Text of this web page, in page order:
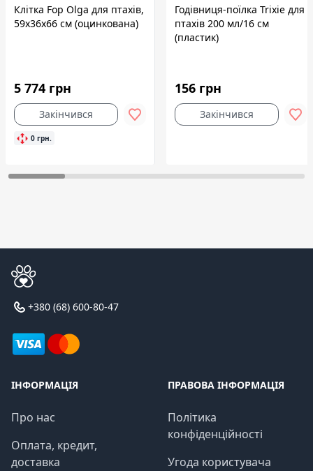
Клітка Fop Olga для птахів,
59х36х66 см (оцинкована)
5 774 грн
Закінчився
0 грн.
Годівниця-поїлка Trixie для
птахів 200 мл/16 см
(пластик)
156 грн
Закінчився
+380 (68) 600-80-47
ІНФОРМАЦІЯ
Про нас
Оплата, кредит,
доставка
ПРАВОВА ІНФОРМАЦІЯ
Політика
конфіденційності
Угода користувача